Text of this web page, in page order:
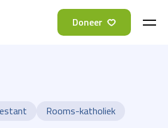
Doneer
Rooms-katholiek